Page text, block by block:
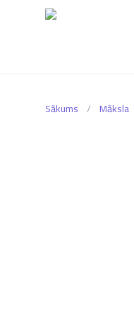
Sākums / Māksla